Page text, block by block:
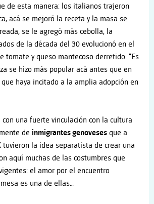
de esta manera: los italianos trajeron
acá se mejoró la receta y la masa se
se le agregó más cebolla, la
de la década del 30 evolucionó en el
tomate y queso mantecoso derretido. “Es
se hizo más popular acá antes que en
que haya incitado a la amplia adopción en
con una fuerte vinculación con la cultura
de inmigrantes genoveses que a
tuvieron la idea separatista de crear una
aquí muchas de las costumbres que
el amor por el encuentro
es una de ellas…